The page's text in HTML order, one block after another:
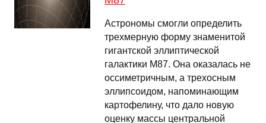
Астрономы смогли определить
трехмерную форму знаменитой
гигантской эллиптической
галактики М87. Она оказалась не
оссиметричным, а трехосным
эллипсоидом, напоминающим
картофелину, что дало новую
оценку массы центральной